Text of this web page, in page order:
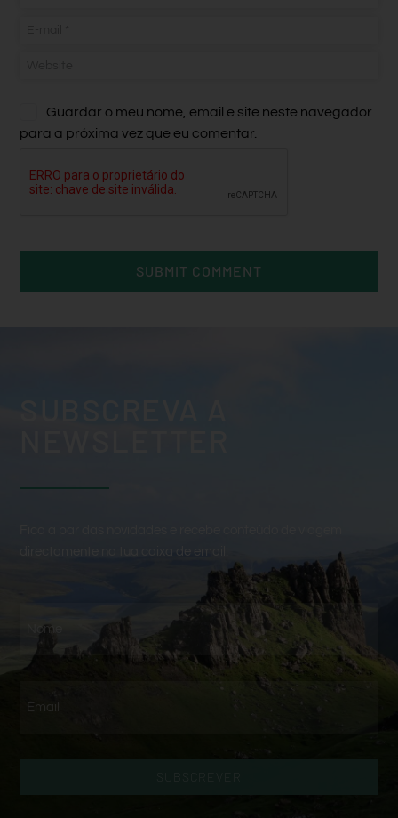
Guardar o meu nome, email e site neste navegador
para a próxima vez que eu comentar.
directamente na tua caixa de email.